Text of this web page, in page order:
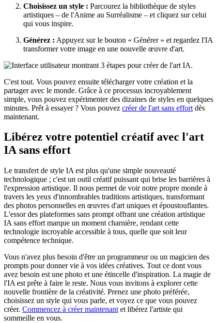
Choisissez un style : Parcourez la bibliothèque de styles
artistiques – de l'Anime au Surréalisme – et cliquez sur celui
qui vous inspire.
Générez : Appuyez sur le bouton « Générer » et regardez l'IA
transformer votre image en une nouvelle œuvre d'art.
C'est tout. Vous pouvez ensuite télécharger votre création et la
partager avec le monde. Grâce à ce processus incroyablement
simple, vous pouvez expérimenter des dizaines de styles en quelques
minutes. Prêt à essayer ? Vous pouvez créer de l'art sans effort dès
maintenant.
Libérez votre potentiel créatif avec l'art
IA sans effort
Le transfert de style IA est plus qu'une simple nouveauté
technologique ; c'est un outil créatif puissant qui brise les barrières à
l'expression artistique. Il nous permet de voir notre propre monde à
travers les yeux d'innombrables traditions artistiques, transformant
des photos personnelles en œuvres d'art uniques et époustouflantes.
L'essor des plateformes sans prompt offrant une création artistique
IA sans effort marque un moment charnière, rendant cette
technologie incroyable accessible à tous, quelle que soit leur
compétence technique.
Vous n'avez plus besoin d'être un programmeur ou un magicien des
prompts pour donner vie à vos idées créatives. Tout ce dont vous
avez besoin est une photo et une étincelle d'inspiration. La magie de
l'IA est prête à faire le reste. Nous vous invitons à explorer cette
nouvelle frontière de la créativité. Prenez une photo préférée,
choisissez un style qui vous parle, et voyez ce que vous pouvez
créer. Commencez à créer maintenant et libérez l'artiste qui
sommeille en vous.